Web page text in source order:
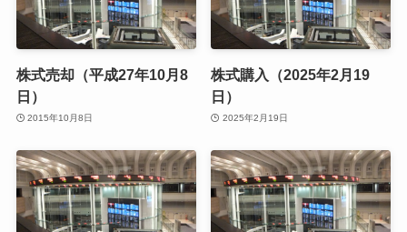
株式売却（平成27年10月8
日）
2015年10月8日
株式購入（2025年2月19
日）
2025年2月19日